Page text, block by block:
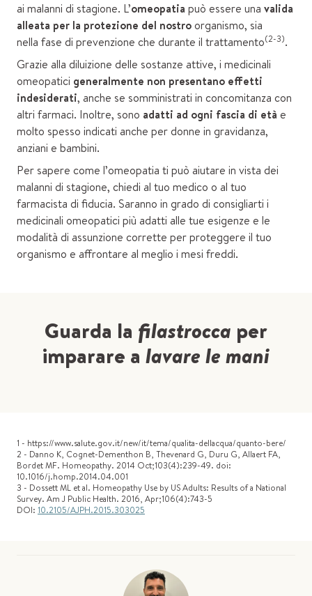
ai malanni di stagione. L’omeopatia può essere una valida
alleata per la protezione del nostroorganismo, sia
nella fase di prevenzione che durante il trattamento(2-3).
Grazie alla diluizione delle sostanze attive, i medicinali
omeopatici generalmente non presentano effetti
indesiderati, anche se somministrati in concomitanza con
altri farmaci. Inoltre, sono adatti ad ogni fascia di età e
molto spesso indicati anche per donne in gravidanza,
anziani e bambini.
Per sapere come l’omeopatia ti può aiutare in vista dei
malanni di stagione, chiedi al tuo medico o al tuo
farmacista di fiducia. Saranno in grado di consigliarti i
medicinali omeopatici più adatti alle tue esigenze e le
modalità di assunzione corrette per proteggere il tuo
organismo e affrontare al meglio i mesi freddi.
Guarda la filastrocca per
imparare a lavare le mani
1 - https://www.salute.gov.it/new/it/tema/qualita-dellacqua/quanto-bere/
2 - Danno K, Cognet-Dementhon B, Thevenard G, Duru G, Allaert FA,
Bordet MF. Homeopathy. 2014 Oct;103(4):239-49. doi:
10.1016/j.homp.2014.04.001
3 - Dossett ML et al. Homeopathy Use by US Adults: Results of a National
Survey. Am J Public Health. 2016, Apr;106(4):743-5
DOI: 10.2105/AJPH.2015.303025